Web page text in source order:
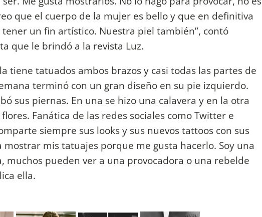
que el cuerpo de la mujer es bello y que en definitiva
un fin artístico. Nuestra piel también”, contó
que le brindó a la revista Luz.
tiene tatuados ambos brazos y casi todas las partes de
terminó con un gran diseño en su pie izquierdo.
sus piernas. En una se hizo una calavera y en la otra
Fanática de las redes sociales como Twitter e
siempre sus looks y sus nuevos tattoos con sus
mostrar mis tatuajes porque me gusta hacerlo. Soy una
muchos pueden ver a una provocadora o una rebelde
ella.